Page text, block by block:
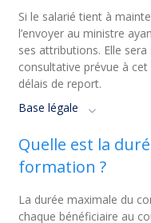
Si le salarié tient à
l’envoyer au ministre
ses attributions. Elle
consultative prévue à
délais de report.
Base légale
Quelle est la
formation ?
La durée maximale du
chaque bénéficiaire au